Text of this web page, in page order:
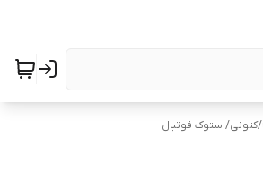
/کتونی/استوک فوتبال